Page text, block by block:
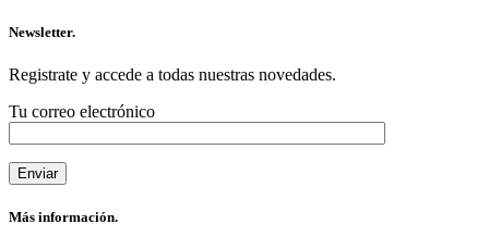
Newsletter.
Registrate y accede a todas nuestras novedades.
Tu correo electrónico
Más información.